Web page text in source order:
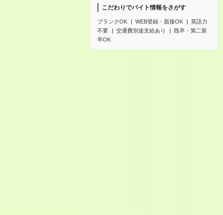
こだわりでバイト情報をさがす
ブランクOK WEB登録・面接OK
英語力
不要
交通費別途支給あり
既卒・第二新
卒OK